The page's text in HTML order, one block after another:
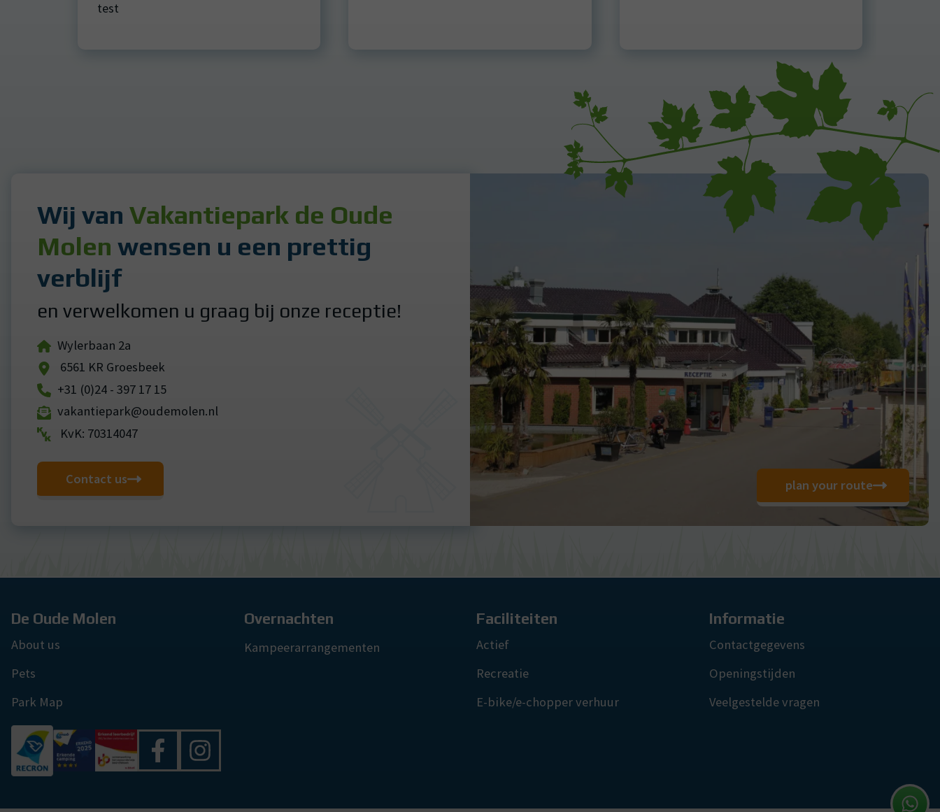
test
Wij van Vakantiepark de Oude
Molen wensen u een prettig
verblijf
en verwelkomen u graag bij onze receptie!
Wylerbaan 2a
6561 KR Groesbeek
+31 (0)24 - 397 17 15
vakantiepark@oudemolen.nl
KvK: 70314047
Contact us plan your route
De Oude Molen
About us
Pets
Park Map
Overnachten
Kampeerarrangementen
Faciliteiten
Actief
Recreatie
E-bike/e-chopper verhuur
Informatie
Contactgegevens
Openingstijden
Veelgestelde vragen